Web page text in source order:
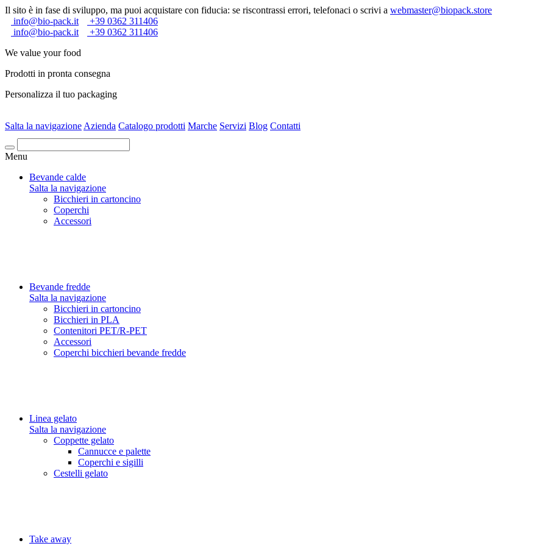
Il sito è in fase di sviluppo, ma puoi acquistare con fiducia: se riscontrassi errori, telefonaci o scrivi a webmaster@biopack.store
info@bio-pack.it
+39 0362 311406
info@bio-pack.it
+39 0362 311406
We value your food
Prodotti in pronta consegna
Personalizza il tuo packaging
Salta la navigazioneAzienda Catalogo prodotti Marche Servizi Blog Contatti
Cerca
Menu
Bevande calde
Salta la navigazione
Bicchieri in cartoncino
Coperchi
Accessori
Bevande fredde
Salta la navigazione
Bicchieri in cartoncino
Bicchieri in PLA
Contenitori PET/R-PET
Accessori
Coperchi bicchieri bevande fredde
Linea gelato
Salta la navigazione
Coppette gelato
Cannucce e palette
Coperchi e sigilli
Cestelli gelato
Take away